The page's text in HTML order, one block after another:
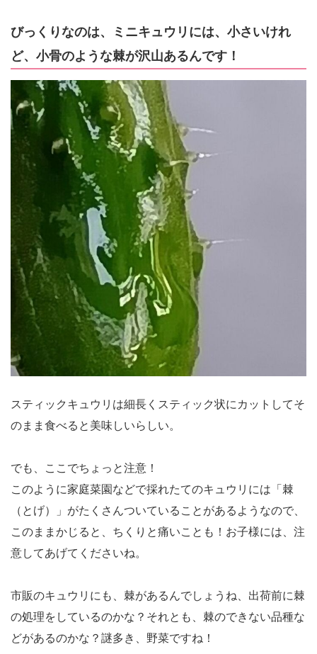
びっくりなのは、ミニキュウリには、小さいけれ
ど、小骨のような棘が沢山あるんです！
スティックキュウリは細長くスティック状にカットしてそ
のまま食べると美味しいらしい。
でも、ここでちょっと注意！
このように家庭菜園などで採れたてのキュウリには「棘
（とげ）」がたくさんついていることがあるようなので、
このままかじると、ちくりと痛いことも！お子様には、注
意してあげてくださいね。
市販のキュウリにも、棘があるんでしょうね、出荷前に棘
の処理をしているのかな？それとも、棘のできない品種な
どがあるのかな？謎多き、野菜ですね！